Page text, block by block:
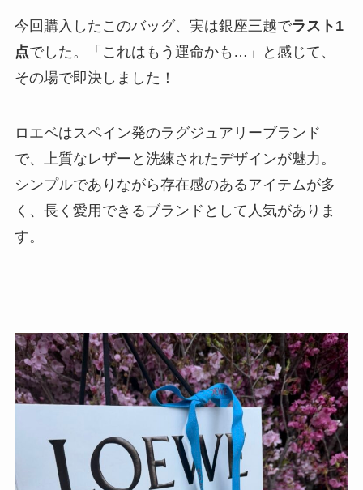
今回購入したこのバッグ、実は銀座三越でラスト1
点でした。「これはもう運命かも…」と感じて、
その場で即決しました！
ロエベはスペイン発のラグジュアリーブランド
で、上質なレザーと洗練されたデザインが魅力。
シンプルでありながら存在感のあるアイテムが多
く、長く愛用できるブランドとして人気がありま
す。